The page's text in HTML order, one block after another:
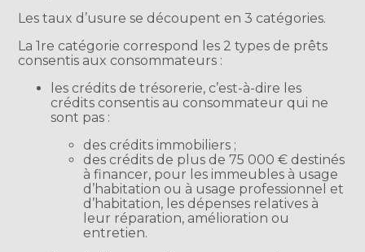
Les taux d’usure se découpent en 3 catégories.
La 1re catégorie correspond les 2 types de prêts
consentis aux consommateurs :
les crédits de trésorerie, c’est-à-dire les
crédits consentis au consommateur qui ne
sont pas :
des crédits immobiliers ;
des crédits de plus de 75 000 € destinés
à financer, pour les immeubles à usage
d’habitation ou à usage professionnel et
d’habitation, les dépenses relatives à
leur réparation, amélioration ou
entretien.